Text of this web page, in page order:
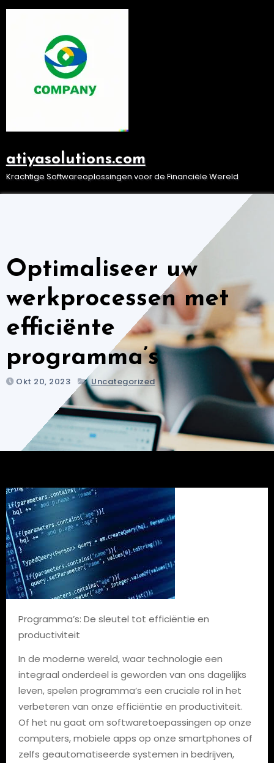
Ga
atiyasolutions.com
Krachtige Softwareoplossingen voor de Financiële Wereld
Optimaliseer uw
werkprocessen met
efficiënte
programma’s
Okt 20, 2023 Uncategorized
Programma’s: De sleutel tot efficiëntie en
productiviteit
In de moderne wereld, waar technologie een
integraal onderdeel is geworden van ons dagelijks
leven, spelen programma’s een cruciale rol in het
verbeteren van onze efficiëntie en productiviteit.
Of het nu gaat om softwaretoepassingen op onze
computers, mobiele apps op onze smartphones of
zelfs geautomatiseerde systemen in bedrijven,